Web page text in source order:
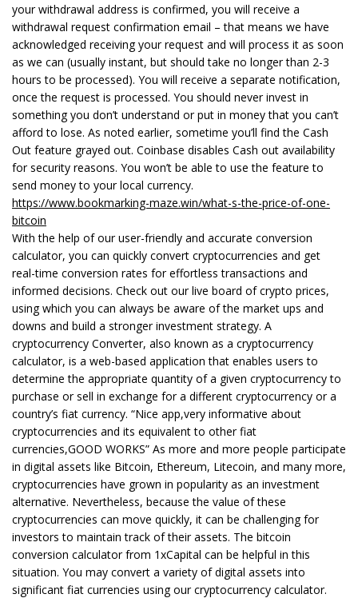
your withdrawal address is confirmed, you will receive a
withdrawal request confirmation email – that means we have
acknowledged receiving your request and will process it as soon
as we can (usually instant, but should take no longer than 2-3
hours to be processed). You will receive a separate notification,
once the request is processed. You should never invest in
something you don’t understand or put in money that you can’t
afford to lose. As noted earlier, sometime you’ll find the Cash
Out feature grayed out. Coinbase disables Cash out availability
for security reasons. You won’t be able to use the feature to
send money to your local currency.
https://www.bookmarking-maze.win/what-s-the-price-of-one-
bitcoin
With the help of our user-friendly and accurate conversion
calculator, you can quickly convert cryptocurrencies and get
real-time conversion rates for effortless transactions and
informed decisions. Check out our live board of crypto prices,
using which you can always be aware of the market ups and
downs and build a stronger investment strategy. A
cryptocurrency Converter, also known as a cryptocurrency
calculator, is a web-based application that enables users to
determine the appropriate quantity of a given cryptocurrency to
purchase or sell in exchange for a different cryptocurrency or a
country’s fiat currency. “Nice app,very informative about
cryptocurrencies and its equivalent to other fiat
currencies,GOOD WORKS” As more and more people participate
in digital assets like Bitcoin, Ethereum, Litecoin, and many more,
cryptocurrencies have grown in popularity as an investment
alternative. Nevertheless, because the value of these
cryptocurrencies can move quickly, it can be challenging for
investors to maintain track of their assets. The bitcoin
conversion calculator from 1xCapital can be helpful in this
situation. You may convert a variety of digital assets into
significant fiat currencies using our cryptocurrency calculator.